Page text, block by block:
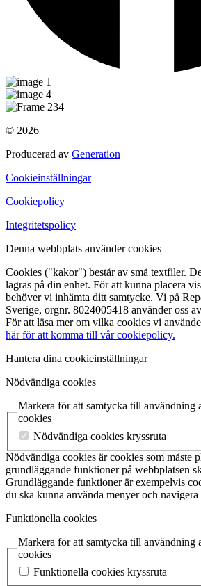
© 2026
Producerad av Generation
Cookieinställningar
Cookiepolicy
Integritetspolicy
Denna webbplats använder cookies
Cookies ("kakor") består av små textfiler.
lagras på din enhet. För att kunna placera
behöver vi inhämta ditt samtycke. Vi på
Sverige, orgnr. 8024005418 använder oss
För att läsa mer om vilka cookies vi
här för att komma till vår cookiepolicy.
Hantera dina cookieinställningar
Nödvändiga cookies
Markera för att samtycka till användning
cookies
Nödvändiga cookies kryssruta
Nödvändiga cookies är cookies som måste
grundläggande funktioner på webbplatsen
Grundläggande funktioner är exempelvis
du ska kunna använda menyer och navigera
Funktionella cookies
Markera för att samtycka till användning
cookies
Funktionella cookies kryssruta